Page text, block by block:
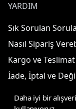
YARDIM
Sık Sorulan
Nasıl Sipariş
Kargo ve Teslimat
İade, İptal ve
Daha iyi bir